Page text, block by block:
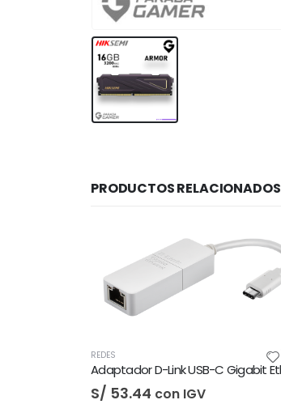
PRODUCTOS RELACIONADOS
Adaptador D-Link USB-C Gigabit Ethernet LAN